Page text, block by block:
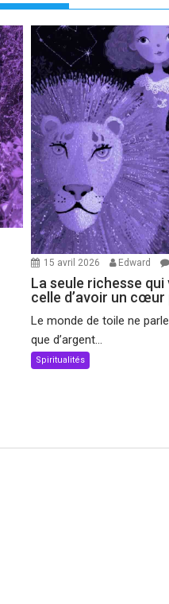
15 avril 2026 Edward
La seule richesse qui
celle d’avoir un cœur
Le monde de toile ne
que d’argent...
Spiritualités